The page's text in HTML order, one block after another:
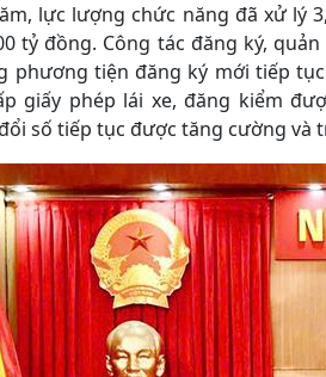
lực lượng chức năng đã xử lý
tỷ đồng. Công tác đăng ký,
phương tiện đăng ký mới tiếp
giấy phép lái xe, đăng kiểm
số tiếp tục được tăng cường và